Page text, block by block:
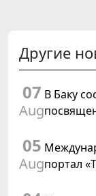
Другие
07
Aug
В Баку
права,
05
Augпортал